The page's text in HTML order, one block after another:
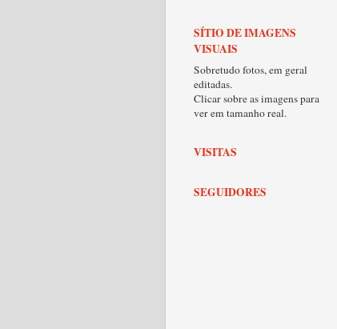
SÍTIO DE IMAGENS
VISUAIS
Sobretudo fotos, em geral
editadas.
Clicar sobre as imagens para
ver em tamanho real.
VISITAS
SEGUIDORES